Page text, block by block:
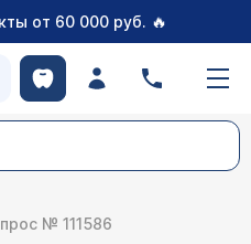
от 60 000 руб. 🔥
№ 111586